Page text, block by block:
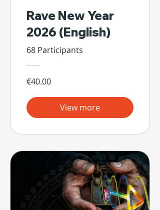
Rave New Year
2026 (English)
68 Participants
€40.00
View more